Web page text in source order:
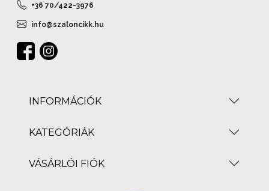
+36 70/422-3976
info@szaloncikk.hu
INFORMÁCIÓK
KATEGÓRIÁK
VÁSÁRLÓI FIÓK